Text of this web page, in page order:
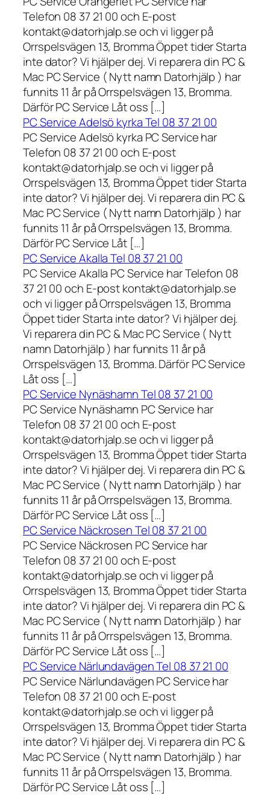
Telefon 08 37 21 00 och E-post
kontakt@datorhjalp.se och vi ligger på
Orrspelsvägen 13, Bromma Öppet tider Starta
inte dator? Vi hjälper dej. Vi reparera din PC &
Mac PC Service ( Nytt namn Datorhjälp ) har
funnits 11 år på Orrspelsvägen 13, Bromma.
Därför PC Service Låt oss […]
PC Service Adelsö kyrka Tel 08 37 21 00
PC Service Adelsö kyrka PC Service har
Telefon 08 37 21 00 och E-post
kontakt@datorhjalp.se och vi ligger på
Orrspelsvägen 13, Bromma Öppet tider Starta
inte dator? Vi hjälper dej. Vi reparera din PC &
Mac PC Service ( Nytt namn Datorhjälp ) har
funnits 11 år på Orrspelsvägen 13, Bromma.
Därför PC Service Låt […]
PC Service Akalla Tel 08 37 21 00
PC Service Akalla PC Service har Telefon 08
37 21 00 och E-post kontakt@datorhjalp.se
och vi ligger på Orrspelsvägen 13, Bromma
Öppet tider Starta inte dator? Vi hjälper dej.
Vi reparera din PC & Mac PC Service ( Nytt
namn Datorhjälp ) har funnits 11 år på
Orrspelsvägen 13, Bromma. Därför PC Service
Låt oss […]
PC Service Nynäshamn Tel 08 37 21 00
PC Service Nynäshamn PC Service har
Telefon 08 37 21 00 och E-post
kontakt@datorhjalp.se och vi ligger på
Orrspelsvägen 13, Bromma Öppet tider Starta
inte dator? Vi hjälper dej. Vi reparera din PC &
Mac PC Service ( Nytt namn Datorhjälp ) har
funnits 11 år på Orrspelsvägen 13, Bromma.
Därför PC Service Låt oss […]
PC Service Näckrosen Tel 08 37 21 00
PC Service Näckrosen PC Service har
Telefon 08 37 21 00 och E-post
kontakt@datorhjalp.se och vi ligger på
Orrspelsvägen 13, Bromma Öppet tider Starta
inte dator? Vi hjälper dej. Vi reparera din PC &
Mac PC Service ( Nytt namn Datorhjälp ) har
funnits 11 år på Orrspelsvägen 13, Bromma.
Därför PC Service Låt oss […]
PC Service Närlundavägen Tel 08 37 21 00
PC Service Närlundavägen PC Service har
Telefon 08 37 21 00 och E-post
kontakt@datorhjalp.se och vi ligger på
Orrspelsvägen 13, Bromma Öppet tider Starta
inte dator? Vi hjälper dej. Vi reparera din PC &
Mac PC Service ( Nytt namn Datorhjälp ) har
funnits 11 år på Orrspelsvägen 13, Bromma.
Därför PC Service Låt oss […]